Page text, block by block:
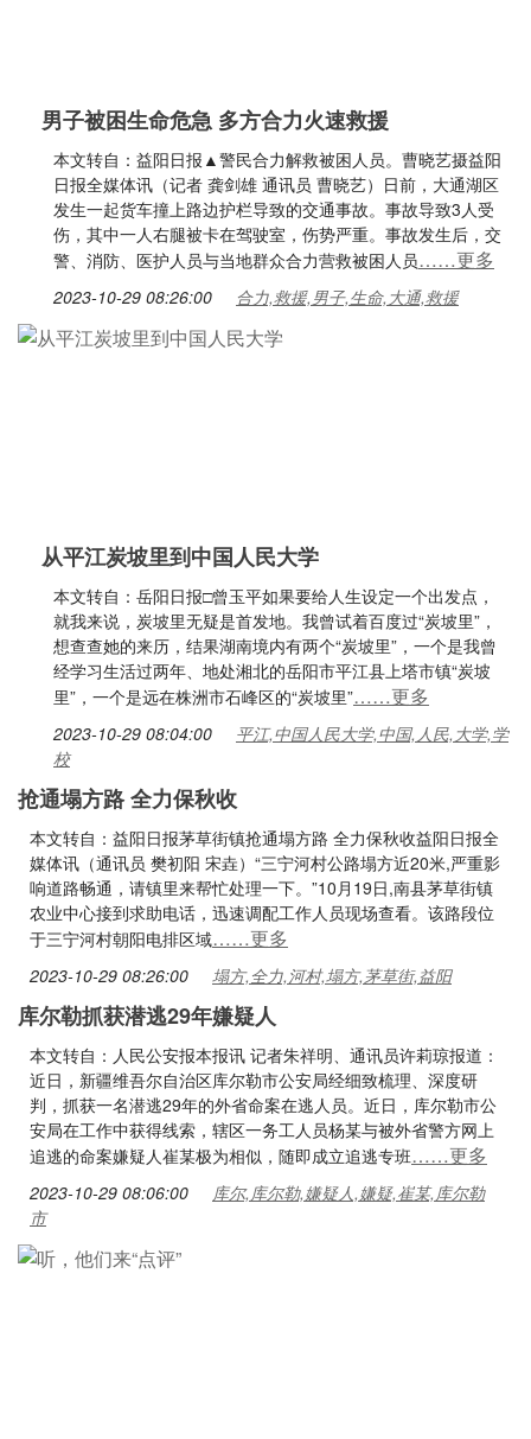
男子被困生命危急 多方合力火速救援
本文转自：益阳日报▲警民合力解救被困人员。曹晓艺摄益阳
日报全媒体讯（记者 龚剑雄 通讯员 曹晓艺）日前，大通湖区
发生一起货车撞上路边护栏导致的交通事故。事故导致3人受
伤，其中一人右腿被卡在驾驶室，伤势严重。事故发生后，交
警、消防、医护人员与当地群众合力营救被困人员……更多
2023-10-29 08:26:00 合力,救援,男子,生命,大通,救援
从平江炭坡里到中国人民大学
本文转自：岳阳日报□曾玉平如果要给人生设定一个出发点，
就我来说，炭坡里无疑是首发地。我曾试着百度过“炭坡里”，
想查查她的来历，结果湖南境内有两个“炭坡里”，一个是我曾
经学习生活过两年、地处湘北的岳阳市平江县上塔市镇“炭坡
里”，一个是远在株洲市石峰区的“炭坡里”……更多
2023-10-29 08:04:00
平江,中国人民大学,中国,人民,大学,学
校
抢通塌方路 全力保秋收
本文转自：益阳日报茅草街镇抢通塌方路 全力保秋收益阳日报全
媒体讯（通讯员 樊初阳 宋垚）“三宁河村公路塌方近20米,严重影
响道路畅通，请镇里来帮忙处理一下。”10月19日,南县茅草街镇
农业中心接到求助电话，迅速调配工作人员现场查看。该路段位
于三宁河村朝阳电排区域……更多
2023-10-29 08:26:00 塌方,全力,河村,塌方,茅草街,益阳
库尔勒抓获潜逃29年嫌疑人
本文转自：人民公安报本报讯 记者朱祥明、通讯员许莉琼报道：
近日，新疆维吾尔自治区库尔勒市公安局经细致梳理、深度研
判，抓获一名潜逃29年的外省命案在逃人员。近日，库尔勒市公
安局在工作中获得线索，辖区一务工人员杨某与被外省警方网上
追逃的命案嫌疑人崔某极为相似，随即成立追逃专班……更多
2023-10-29 08:06:00
库尔,库尔勒,嫌疑人,嫌疑,崔某,库尔勒
市